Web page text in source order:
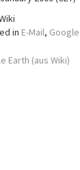
in E-Mail, Google
Earth (aus Wiki)